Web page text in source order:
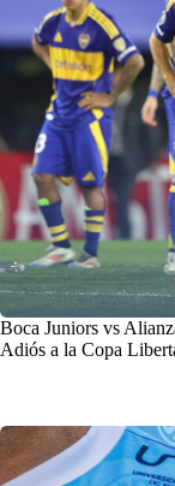
Boca Juniors vs
Adiós a la Copa